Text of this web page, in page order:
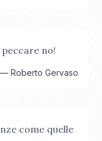
no!
— Roberto Gervaso
come quelle